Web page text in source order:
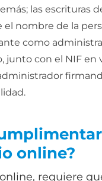
las escrituras
el nombre de la
como
junto con el NIF en
online?
requiere